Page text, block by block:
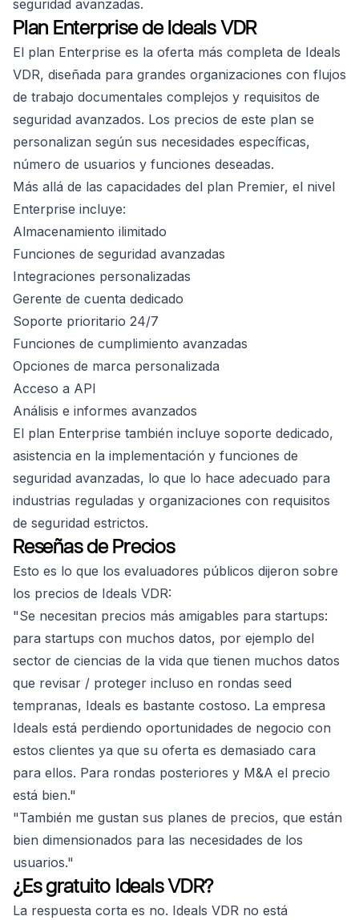
seguridad avanzadas.
Plan Enterprise de Ideals VDR
El plan Enterprise es la oferta más completa de Ideals
VDR, diseñada para grandes organizaciones con flujos
de trabajo documentales complejos y requisitos de
seguridad avanzados. Los precios de este plan se
personalizan según sus necesidades específicas,
número de usuarios y funciones deseadas.
Más allá de las capacidades del plan Premier, el nivel
Enterprise incluye:
Almacenamiento ilimitado
Funciones de seguridad avanzadas
Integraciones personalizadas
Gerente de cuenta dedicado
Soporte prioritario 24/7
Funciones de cumplimiento avanzadas
Opciones de marca personalizada
Acceso a API
Análisis e informes avanzados
El plan Enterprise también incluye soporte dedicado,
asistencia en la implementación y funciones de
seguridad avanzadas, lo que lo hace adecuado para
industrias reguladas y organizaciones con requisitos
de seguridad estrictos.
Reseñas de Precios
Esto es lo que los evaluadores públicos dijeron sobre
los precios de Ideals VDR:
"Se necesitan precios más amigables para startups:
para startups con muchos datos, por ejemplo del
sector de ciencias de la vida que tienen muchos datos
que revisar / proteger incluso en rondas seed
tempranas, Ideals es bastante costoso. La empresa
Ideals está perdiendo oportunidades de negocio con
estos clientes ya que su oferta es demasiado cara
para ellos. Para rondas posteriores y M&A el precio
está bien."
"También me gustan sus planes de precios, que están
bien dimensionados para las necesidades de los
usuarios."
¿Es gratuito Ideals VDR?
La respuesta corta es no. Ideals VDR no está